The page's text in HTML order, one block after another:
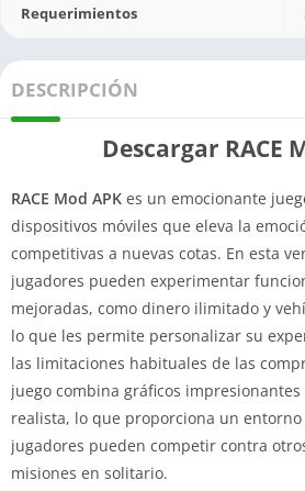
Requerimientos
DESCRIPCIÓN
Descargar RACE
RACE Mod APK es un emocionante
dispositivos móviles que eleva la
competitivas a nuevas cotas. En esta
jugadores pueden experimentar
mejoradas, como dinero ilimitado y
lo que les permite personalizar su
las limitaciones habituales de las
juego combina gráficos
realista, lo que proporciona un
jugadores pueden competir contra
misiones en solitario.